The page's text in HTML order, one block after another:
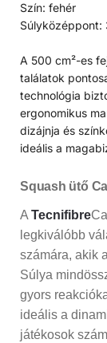
Szín: fehér
Súlyközéppont:
A 500 cm²-es
találatok
technológia
ergonomikus
dizájnja és
ideális a
Squash ütő
A Tecnifibre
legkiválóbb
számára, akik
Súlya
gyors
ideális a
játékosok